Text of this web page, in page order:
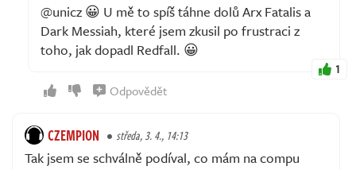
@unicz 😀 U mě to spíš táhne dolů Arx Fatalis a
Dark Messiah, které jsem zkusil po frustraci z
toho, jak dopadl Redfall. 😀
1
Odpovědět
CZEMPION středa, 3. 4., 14:13
Tak jsem se schválně podíval, co mám na compu